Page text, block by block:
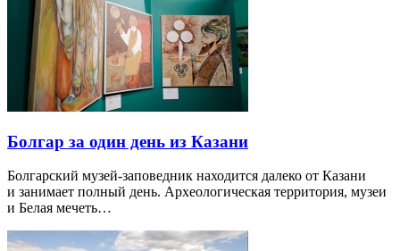
Болгар за один день из Казани
Болгарский музей-заповедник находится далеко от Казани
и занимает полный день. Археологическая территория, музеи
и Белая мечеть…